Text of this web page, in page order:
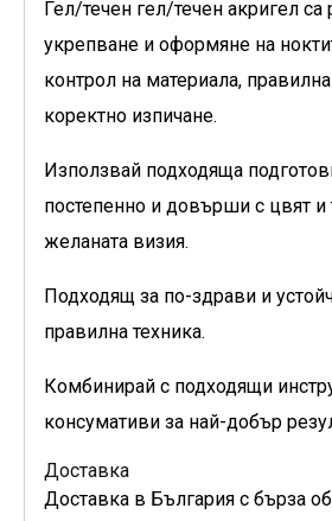
Гел/течен гел/течен акригел
укрепване и оформяне на
контрол на материала,
коректно изпичане.
Използвай подходяща
постепенно и довърши с цвят и
желаната визия.
Подходящ за по-здрави и
правилна техника.
Комбинирай с подходящи
консумативи за най-добър
Доставка
Доставка в България с бърза